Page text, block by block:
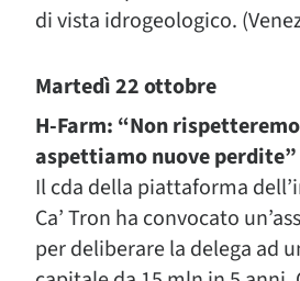
di vista idrogeologico.
Martedì 22 ottobre
H-Farm: “Non
aspettiamo nuove perdite”
Il cda della piattaforma
Ca’ Tron ha convocato
per deliberare la delega ad